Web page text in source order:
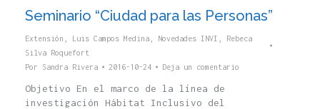
Seminario “Ciudad para las Personas”
Extensión Luis Campos Medina Novedades INVI
Rebeca
Silva Roquefort
Por Sandra Rivera 2016-10-24 Deja un comentario
Objetivo En el marco de la línea de
investigación Hábitat Inclusivo del